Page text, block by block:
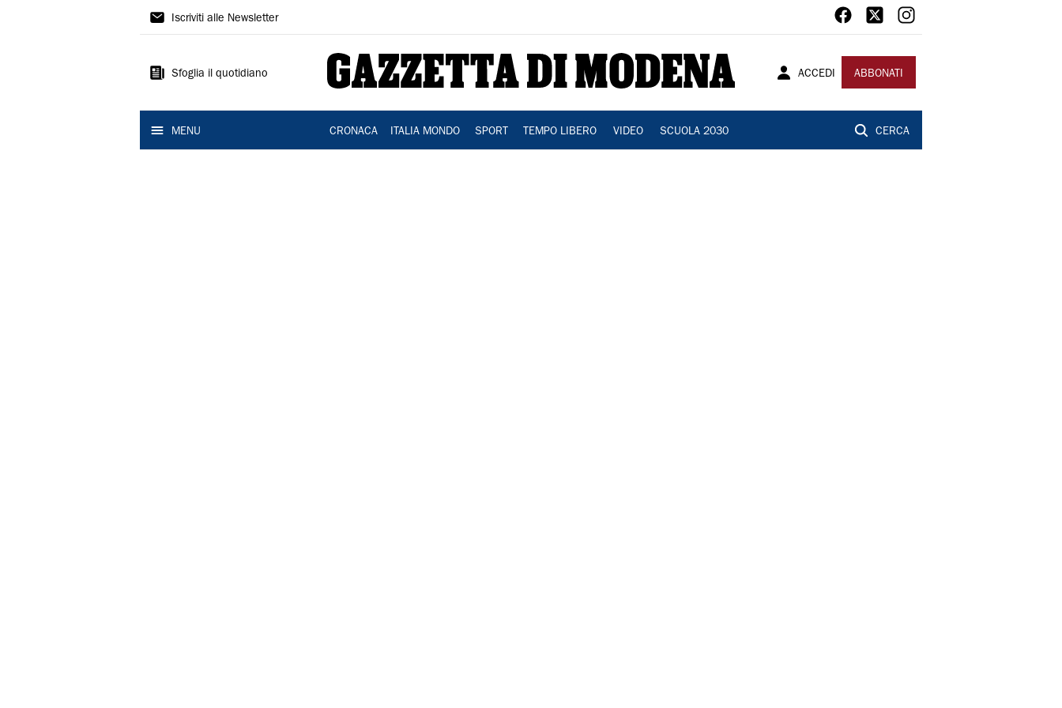
Gazzetta
Modena
Iscriviti alle Newsletter
Sfoglia il quotidiano ACCEDI ABBONATI
MENU CRONACA ITALIA MONDO SPORT TEMPO LIBERO VIDEO SCUOLA 2030 CERCA